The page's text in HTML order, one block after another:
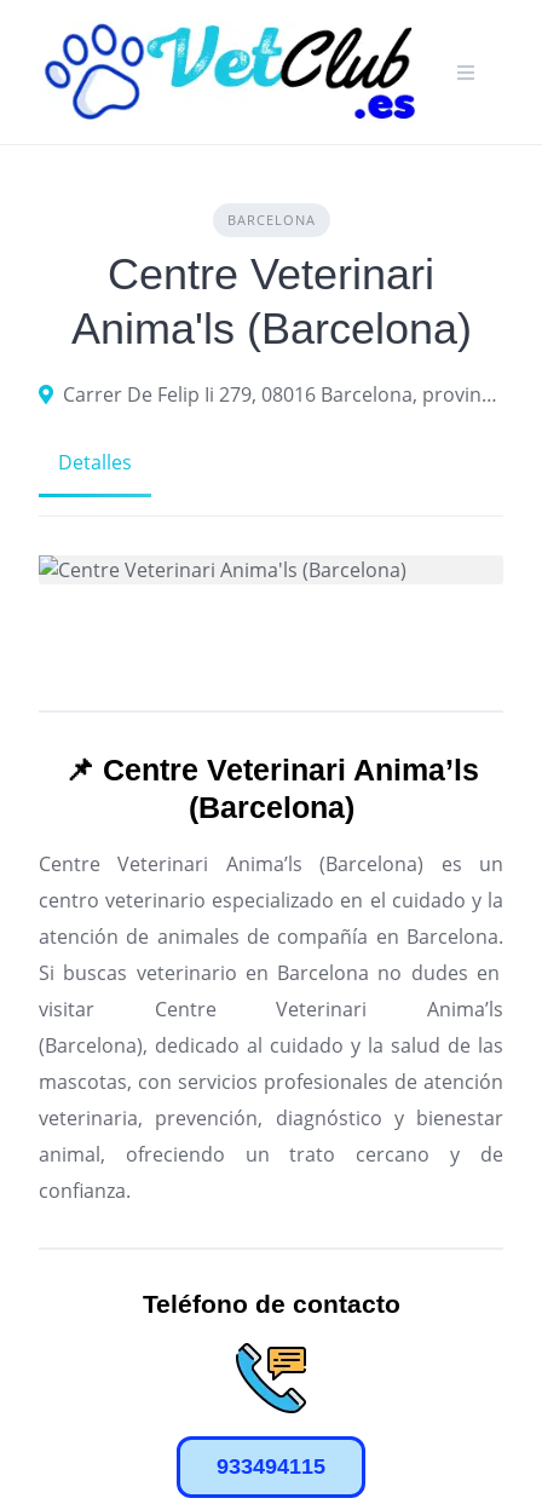
content
BARCELONA
Centre Veterinari
Anima'ls (Barcelona)
Carrer De Felip Ii 279, 08016 Barcelona, provincia de Barcelona, España
Detalles
📌 Centre Veterinari Anima’ls
(Barcelona)
Centre Veterinari Anima’ls (Barcelona) es un
centro veterinario especializado en el cuidado y la
atención de animales de compañía en Barcelona.
Si buscas veterinario en Barcelona no dudes en
visitar Centre Veterinari Anima’ls
(Barcelona), dedicado al cuidado y la salud de las
mascotas, con servicios profesionales de atención
veterinaria, prevención, diagnóstico y bienestar
animal, ofreciendo un trato cercano y de
confianza.
Teléfono de contacto
933494115